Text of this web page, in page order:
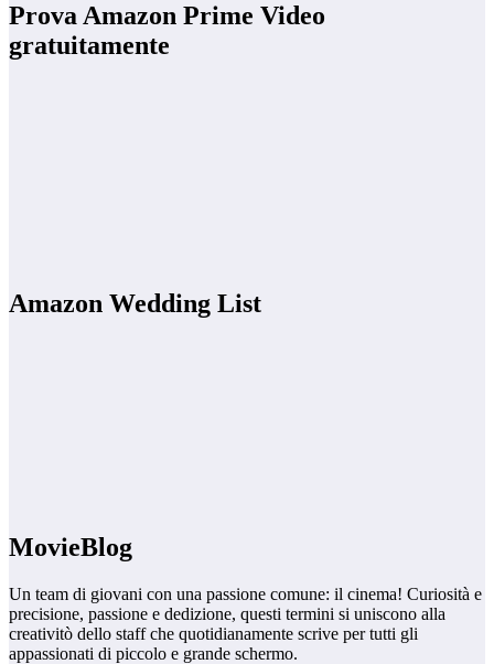
Prova Amazon Prime Video
gratuitamente
Amazon Wedding List
MovieBlog
Un team di giovani con una passione comune: il cinema! Curiosità e
precisione, passione e dedizione, questi termini si uniscono alla
creativitò dello staff che quotidianamente scrive per tutti gli
appassionati di piccolo e grande schermo.